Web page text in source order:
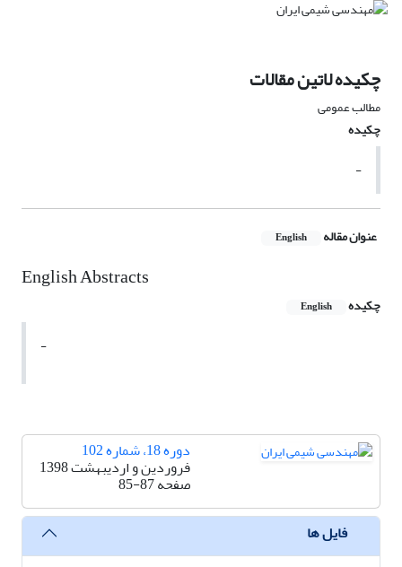
چکیده لاتین مقالات
مطالب عمومی
چکیده
-
عنوان مقاله English
English Abstracts
چکیده English
-
دوره 18، شماره 102
فروردین و اردیبهشت 1398
صفحه85-87
فایل ها